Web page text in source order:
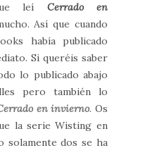
leí Cerrado en
Así que cuando
había publicado
Si queréis saber
lo publicado abajo
pero también lo
en invierno. Os
la serie Wisting en
solamente dos se ha